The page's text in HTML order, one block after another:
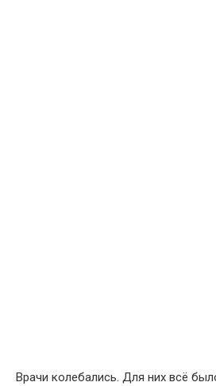
Врачи колебались. Для них всё